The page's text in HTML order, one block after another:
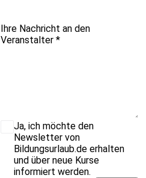
Ihre Nachricht an den
Veranstalter *
Ja, ich möchte den
Newsletter von
Bildungsurlaub.de erhalten
und über neue Kurse
informiert werden.